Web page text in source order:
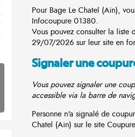
Pour Bage Le Chatel (Ain),
Infocoupure 01380.
Vous pouvez consulter la liste
29/07/2026 sur leur site en
Signaler une
Vous pouvez signaler une
accessible via la barre de
Personne n'a signalé de
Chatel (Ain) sur le site